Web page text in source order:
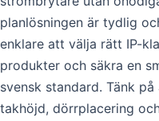
planlösningen är tydlig
enklare att välja rätt IP-
produkter och säkra en
svensk standard. Tänk
takhöjd, dörrplacering